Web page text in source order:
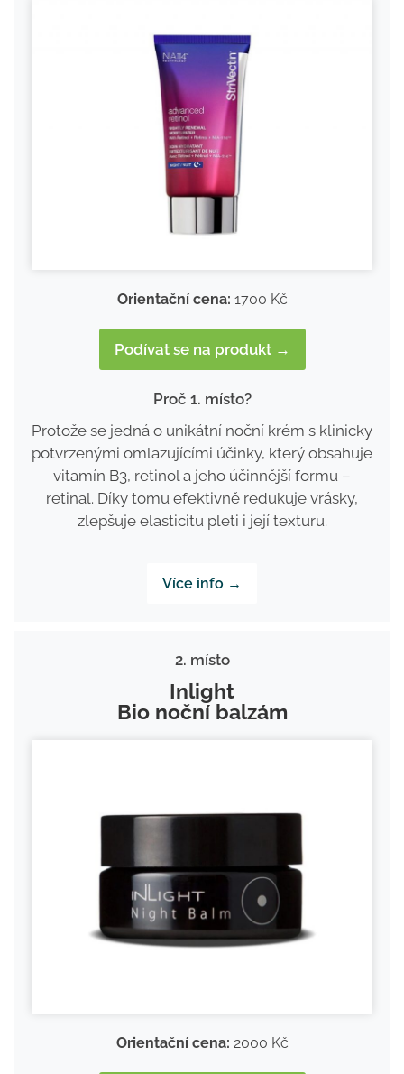
Orientační cena: 1700 Kč
Podívat se na produkt →
Proč 1. místo?
Protože se jedná o unikátní noční krém s klinicky
potvrzenými omlazujícími účinky, který obsahuje
vitamín B3, retinol a jeho účinnější formu –
retinal. Díky tomu efektivně redukuje vrásky,
zlepšuje elasticitu pleti i její texturu.
Více info →
2. místo
Inlight
Bio noční balzám
Orientační cena: 2000 Kč